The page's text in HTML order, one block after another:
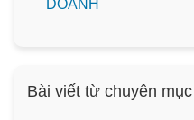
DOANH
Bài viết từ chuyên